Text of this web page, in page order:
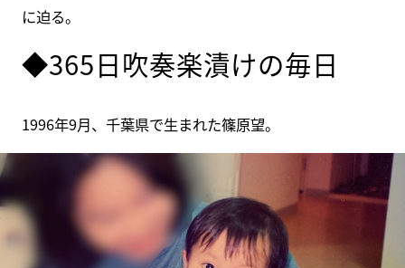
に迫る。
◆365日吹奏楽漬けの毎日
1996年9月、千葉県で生まれた篠原望。